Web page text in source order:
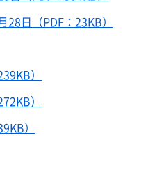
日（PDF：23KB）
）
）
）